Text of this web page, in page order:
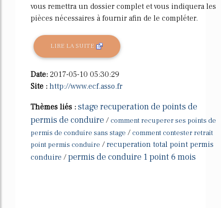
vous remettra un dossier complet et vous indiquera les
pièces nécessaires à fournir afin de le compléter.
LIRE LA SUITE
Date: 2017-05-10 05:30:29
Site : http://www.ecf.asso.fr
Thèmes liés : stage recuperation de points de
permis de conduire / comment recuperer ses points de
permis de conduire sans stage / comment contester retrait
point permis conduire /recuperation total point permis
conduire /permis de conduire 1 point 6 mois